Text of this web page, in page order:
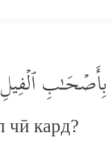
ٱلۡفِیلِ
кард?